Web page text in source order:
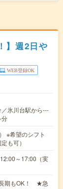
】週2日や
WEB登録OK
氷川台駅から---
分
※希望のシフト
も可）
～17:00（実
期もOK！ ★急